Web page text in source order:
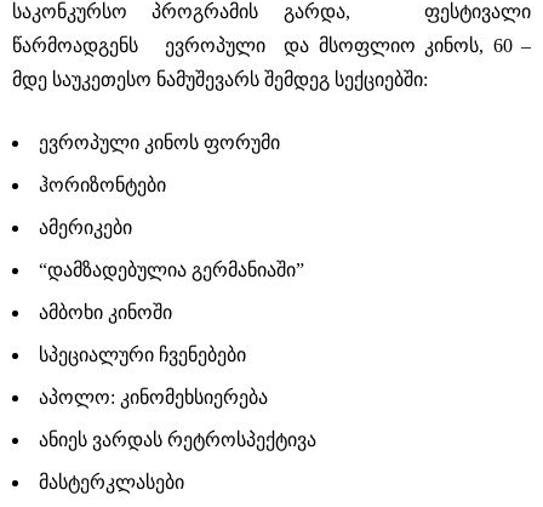
საკონკურსო პროგრამის გარდა, ფესტივალი
წარმოადგენს ევროპული და მსოფლიო კინოს, 60 –
მდე საუკეთესო ნამუშევარს შემდეგ სექციებში:
ევროპული კინოს ფორუმი
ჰორიზონტები
ამერიკები
“დამზადებულია გერმანიაში”
ამბოხი კინოში
სპეციალური ჩვენებები
აპოლო: კინომეხსიერება
ანიეს ვარდას რეტროსპექტივა
მასტერკლასები